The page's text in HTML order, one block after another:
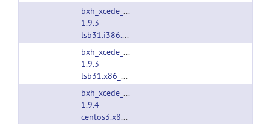
bxh_xcede_tools-
1.9.3-
lsb31.i386.tgz
bxh_xcede_tools-
1.9.3-
lsb31.x86_64.tgz
bxh_xcede_tools-
1.9.4-
centos3.x86_64.tgz